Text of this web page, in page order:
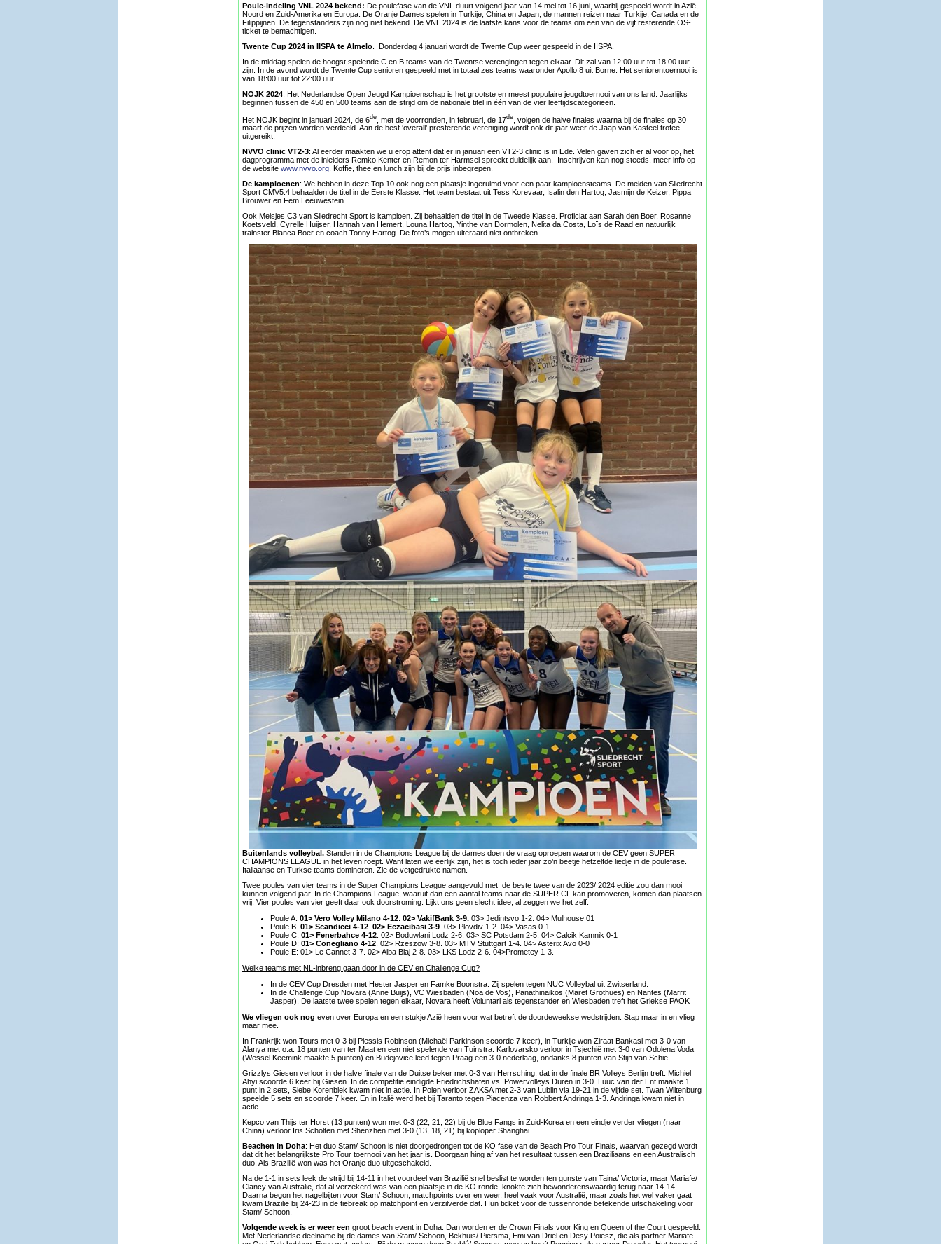
Poule-indeling VNL 2024 bekend: De poulefase van de VNL duurt volgend jaar van 14 mei tot 16 juni, waarbij gespeeld wordt in Azië,
Noord en Zuid-Amerika en Europa. De Oranje Dames spelen in Turkije, China en Japan, de mannen reizen naar Turkije, Canada en de
Filippijnen. De tegenstanders zijn nog niet bekend. De VNL 2024 is de laatste kans voor de teams om een van de vijf resterende OS-
ticket te bemachtigen.
Twente Cup 2024 in IISPA te Almelo . Donderdag 4 januari wordt de Twente Cup weer gespeeld in de IISPA.
In de middag spelen de hoogst spelende C en B teams van de Twentse verengingen tegen elkaar. Dit zal van 12:00 uur tot 18:00 uur
zijn. In de avond wordt de Twente Cup senioren gespeeld met in totaal zes teams waaronder Apollo 8 uit Borne. Het seniorentoernooi is
van 18:00 uur tot 22:00 uur.
NOJK 2024: Het Nederlandse Open Jeugd Kampioenschap is het grootste en meest populaire jeugdtoernooi van ons land. Jaarlijks
beginnen tussen de 450 en 500 teams aan de strijd om de nationale titel in één van de vier leeftijdscategorieën.
Het NOJK begint in januari 2024, de 6de , met de voorronden, in februari, de 17de , volgen de halve finales waarna bij de finales op 30
maart de prijzen worden verdeeld. Aan de best ‘overall’ presterende vereniging wordt ook dit jaar weer de Jaap van Kasteel trofee
uitgereikt.
NVVO clinic VT2-3: Al eerder maakten we u erop attent dat er in januari een VT2-3 clinic is in Ede. Velen gaven zich er al voor op, het
dagprogramma met de inleiders Remko Kenter en Remon ter Harmsel spreekt duidelijk aan. Inschrijven kan nog steeds, meer info op
de website www.nvvo.org. Koffie, thee en lunch zijn bij de prijs inbegrepen.
De kampioenen: We hebben in deze Top 10 ook nog een plaatsje ingeruimd voor een paar kampioensteams. De meiden van Sliedrecht
Sport CMV5.4 behaalden de titel in de Eerste Klasse. Het team bestaat uit Tess Korevaar, Isalin den Hartog, Jasmijn de Keizer, Pippa
Brouwer en Fem Leeuwestein.
Ook Meisjes C3 van Sliedrecht Sport is kampioen. Zij behaalden de titel in de Tweede Klasse. Proficiat aan Sarah den Boer, Rosanne
Koetsveld, Cyrelle Huijser, Hannah van Hemert, Louna Hartog, Yinthe van Dormolen, Nelita da Costa, Loïs de Raad en natuurlijk
trainster Bianca Boer en coach Tonny Hartog. De foto’s mogen uiteraard niet ontbreken.
Buitenlands volleybal. Standen in de Champions League bij de dames doen de vraag oproepen waarom de CEV geen SUPER
CHAMPIONS LEAGUE in het leven roept. Want laten we eerlijk zijn, het is toch ieder jaar zo’n beetje hetzelfde liedje in de poulefase.
Italiaanse en Turkse teams domineren. Zie de vetgedrukte namen.
Twee poules van vier teams in de Super Champions League aangevuld met de beste twee van de 2023/ 2024 editie zou dan mooi
kunnen volgend jaar. In de Champions League, waaruit dan een aantal teams naar de SUPER CL kan promoveren, komen dan plaatsen
vrij. Vier poules van vier geeft daar ook doorstroming. Lijkt ons geen slecht idee, al zeggen we het zelf.
Poule A: 01> Vero Volley Milano 4-12. 02> VakifBank 3-9. 03> Jedintsvo 1-2. 04> Mulhouse 01
Poule B. 01> Scandicci 4-12. 02> Eczacibasi 3-9. 03> Plovdiv 1-2. 04> Vasas 0-1
Poule C: 01> Fenerbahce 4-12. 02> Boduwlani Lodz 2-6. 03> SC Potsdam 2-5. 04> Calcik Kamnik 0-1
Poule D: 01> Conegliano 4-12. 02> Rzeszow 3-8. 03> MTV Stuttgart 1-4. 04> Asterix Avo 0-0
Poule E: 01> Le Cannet 3-7. 02> Alba Blaj 2-8. 03> LKS Lodz 2-6. 04>Prometey 1-3.
Welke teams met NL-inbreng gaan door in de CEV en Challenge Cup?
In de CEV Cup Dresden met Hester Jasper en Famke Boonstra. Zij spelen tegen NUC Volleybal uit Zwitserland.
In de Challenge Cup Novara (Anne Buijs), VC Wiesbaden (Noa de Vos), Panathinaikos (Maret Grothues) en Nantes (Marrit
Jasper). De laatste twee spelen tegen elkaar, Novara heeft Voluntari als tegenstander en Wiesbaden treft het Griekse PAOK
We vliegen ook nog even over Europa en een stukje Azië heen voor wat betreft de doordeweekse wedstrijden. Stap maar in en vlieg
maar mee.
In Frankrijk won Tours met 0-3 bij Plessis Robinson (Michaël Parkinson scoorde 7 keer), in Turkije won Ziraat Bankasi met 3-0 van
Alanya met o.a. 18 punten van ter Maat en een niet spelende van Tuinstra. Karlovarsko verloor in Tsjechië met 3-0 van Odolena Voda
(Wessel Keemink maakte 5 punten) en Budejovice leed tegen Praag een 3-0 nederlaag, ondanks 8 punten van Stijn van Schie.
Grizzlys Giesen verloor in de halve finale van de Duitse beker met 0-3 van Herrsching, dat in de finale BR Volleys Berlijn treft. Michiel
Ahyi scoorde 6 keer bij Giesen. In de competitie eindigde Friedrichshafen vs. Powervolleys Düren in 3-0. Luuc van der Ent maakte 1
punt in 2 sets, Siebe Korenblek kwam niet in actie. In Polen verloor ZAKSA met 2-3 van Lublin via 19-21 in de vijfde set. Twan Wiltenburg
speelde 5 sets en scoorde 7 keer. En in Italië werd het bij Taranto tegen Piacenza van Robbert Andringa 1-3. Andringa kwam niet in
actie.
Kepco van Thijs ter Horst (13 punten) won met 0-3 (22, 21, 22) bij de Blue Fangs in Zuid-Korea en een eindje verder vliegen (naar
China) verloor Iris Scholten met Shenzhen met 3-0 (13, 18, 21) bij koploper Shanghai.
Beachen in Doha: Het duo Stam/ Schoon is niet doorgedrongen tot de KO fase van de Beach Pro Tour Finals, waarvan gezegd wordt
dat dit het belangrijkste Pro Tour toernooi van het jaar is. Doorgaan hing af van het resultaat tussen een Braziliaans en een Australisch
duo. Als Brazilië won was het Oranje duo uitgeschakeld.
Na de 1-1 in sets leek de strijd bij 14-11 in het voordeel van Brazilië snel beslist te worden ten gunste van Taina/ Victoria, maar Mariafe/
Clancy van Australië, dat al verzekerd was van een plaatsje in de KO ronde, knokte zich bewonderenswaardig terug naar 14-14.
Daarna begon het nagelbijten voor Stam/ Schoon, matchpoints over en weer, heel vaak voor Australië, maar zoals het wel vaker gaat
kwam Brazilië bij 24-23 in de tiebreak op matchpoint en verzilverde dat. Hun ticket voor de tussenronde betekende uitschakeling voor
Stam/ Schoon.
Volgende week is er weer een groot beach event in Doha. Dan worden er de Crown Finals voor King en Queen of the Court gespeeld.
Met Nederlandse deelname bij de dames van Stam/ Schoon, Bekhuis/ Piersma, Emi van Driel en Desy Poiesz, die als partner Mariafe